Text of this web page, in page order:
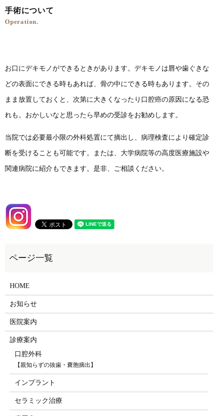
手術について
Operation.
お口にデキモノができるときがあります。デキモノは唇や歯ぐきな
どの表面にできる時もあれば、骨の中にできる時もあります。その
まま放置しておくと、次第に大きくなったり口腔癌の原因になる恐
れも。おかしいなと思ったら早めの受診をお勧めします。
当院では必要最小限の外科処置にて摘出し、病理検査により確定診
断を受けることも可能です。または、大学病院等の高度医療施設や
関連病院に紹介もできます。是非、ご相談ください。
HOME
お知らせ
医院案内
診療案内
口腔外科
【親知らずの抜歯・嚢胞摘出】
インプラント
セラミック治療